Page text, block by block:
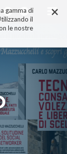
×
gamma di
il
le nostre